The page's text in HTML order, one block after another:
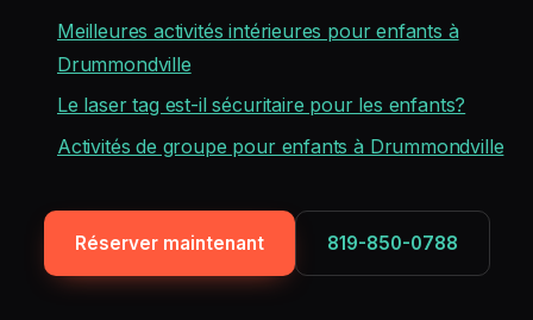
Meilleures activités intérieures pour enfants à
Drummondville
Le laser tag est-il sécuritaire pour les enfants?
Activités de groupe pour enfants à Drummondville
Réserver maintenant 819-850-0788